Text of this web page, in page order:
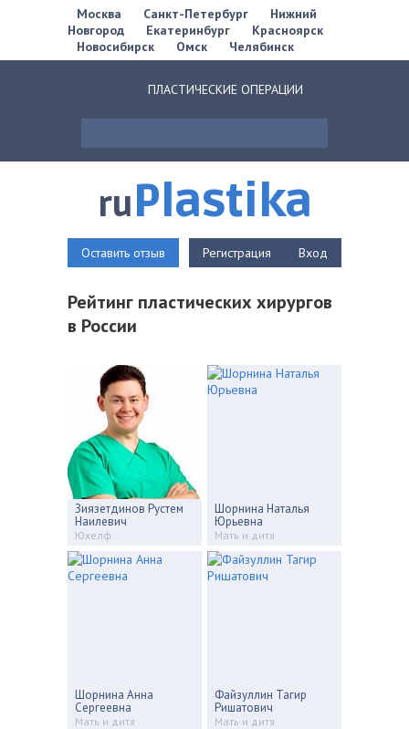
Москва Санкт-Петербург
Нижний
Новгород
Екатеринбург
Красноярск
Новосибирск
Омск Челябинск
ПЛАСТИЧЕСКИЕ ОПЕРАЦИИ
ruPlastika
Оставить отзыв Регистрация Вход
Рейтинг пластических хирургов
в России
Зиязетдинов Рустем
Наилевич
Юхелф
Шорнина Наталья
Юрьевна
Мать и дитя
Шорнина Анна
Сергеевна
Мать и дитя
Файзуллин Тагир
Ришатович
Мать и дитя